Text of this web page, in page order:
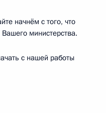
начнём с того, что
министерства.
с нашей работы